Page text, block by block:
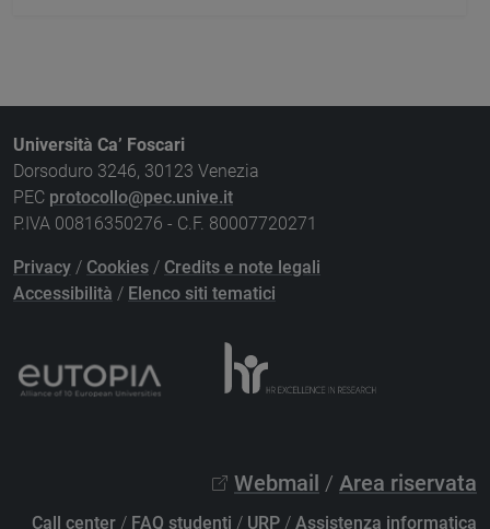
Università Ca’ Foscari
Dorsoduro 3246, 30123 Venezia
PEC protocollo@pec.unive.it
P.IVA 00816350276 - C.F. 80007720271
Privacy / Cookies / Credits e note legali
Accessibilità / Elenco siti tematici
Webmail / Area riservata
Call center / FAQ studenti / URP / Assistenza informatica